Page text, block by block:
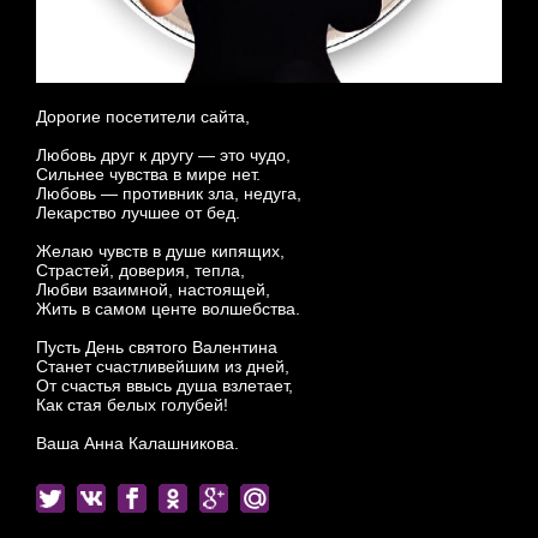
Дорогие посетители сайта,
Любовь друг к другу — это чудо,
Сильнее чувства в мире нет.
Любовь — противник зла, недуга,
Лекарство лучшее от бед.
Желаю чувств в душе кипящих,
Страстей, доверия, тепла,
Любви взаимной, настоящей,
Жить в самом центе волшебства.
Пусть День святого Валентина
Станет счастливейшим из дней,
От счастья ввысь душа взлетает,
Как стая белых голубей!
Ваша Анна Калашникова.